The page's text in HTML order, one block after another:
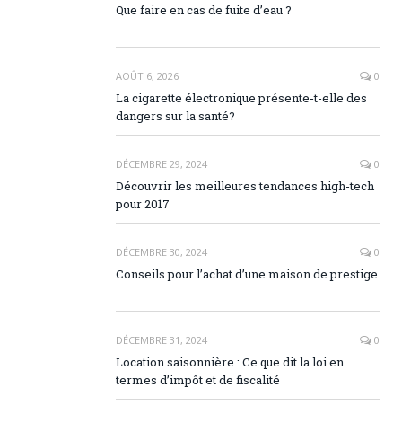
Que faire en cas de fuite d’eau ?
AOÛT 6, 2026 0
La cigarette électronique présente-t-elle des
dangers sur la santé?
DÉCEMBRE 29, 2024 0
Découvrir les meilleures tendances high-tech
pour 2017
DÉCEMBRE 30, 2024 0
Conseils pour l’achat d’une maison de prestige
DÉCEMBRE 31, 2024 0
Location saisonnière : Ce que dit la loi en
termes d’impôt et de fiscalité